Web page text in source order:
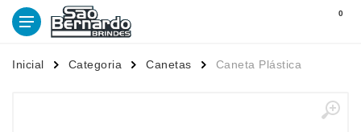
0
Inicial Categoria Canetas Caneta Plástica